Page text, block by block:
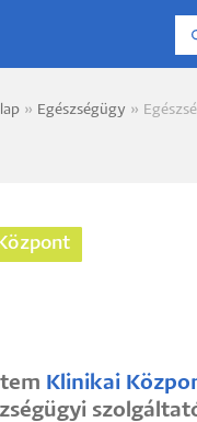
Egészségügy
Klinikai